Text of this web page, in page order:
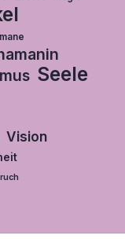
Seele
Vision